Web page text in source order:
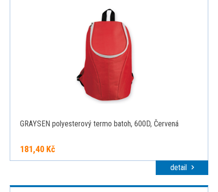
GRAYSEN polyesterový termo batoh, 600D, Červená
181,40 Kč
detail